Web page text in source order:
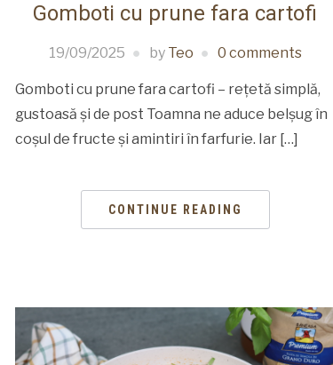
Gomboti cu prune fara cartofi
19/09/2025 by Teo 0 comments
Gomboti cu prune fara cartofi – rețetă simplă,
gustoasă și de post Toamna ne aduce belșug în
coșul de fructe și amintiri în farfurie. Iar […]
CONTINUE READING